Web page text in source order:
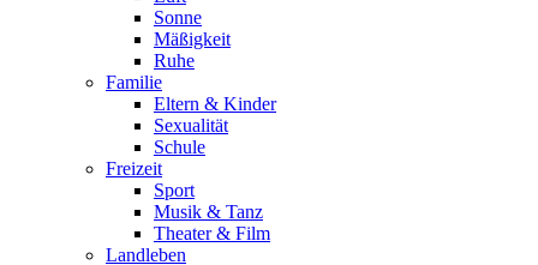
Sonne
Mäßigkeit
Ruhe
Familie
Eltern & Kinder
Sexualität
Schule
Freizeit
Sport
Musik & Tanz
Theater & Film
Landleben